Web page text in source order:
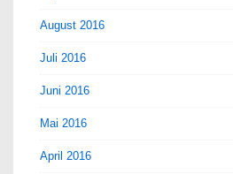
August 2016
Juli 2016
Juni 2016
Mai 2016
April 2016